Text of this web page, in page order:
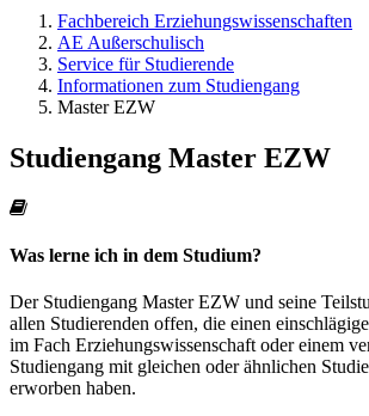
Fachbereich Erziehungswissenschaften
AE Außerschulisch
Service für Studierende
Informationen zum Studiengang
Master EZW
Studiengang Master EZW
Was lerne ich in dem Studium?
Der Studiengang Master EZW und seine
allen Studierenden offen, die einen
im Fach Erziehungswissenschaft oder einem
Studiengang mit gleichen oder ähnlichen
erworben haben.